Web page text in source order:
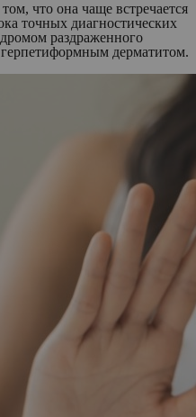
что она чаще встречается
точных диагностических
раздраженного
дерматитом.